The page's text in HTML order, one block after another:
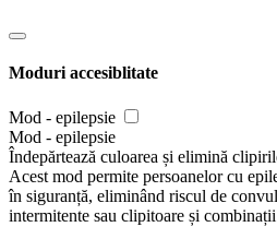
Moduri accesiblitate
Mod - epilepsie
Mod - epilepsie
Îndepărtează culoarea și elimină
Acest mod permite persoanelor cu
în siguranță, eliminând riscul de
intermitente sau clipitoare și